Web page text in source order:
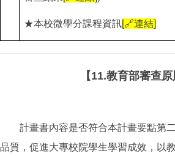
★本校微學分課程資訊[🔗連結]
【11.教育部審查原
計畫書內容是否符合本計畫要點第二
品質，促進大專校院學生學習成效，以